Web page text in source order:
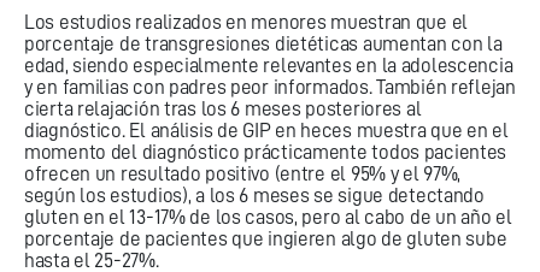
Los estudios realizados en menores muestran que el
porcentaje de transgresiones dietéticas aumentan con la
edad, siendo especialmente relevantes en la adolescencia
y en familias con padres peor informados. También reflejan
cierta relajación tras los 6 meses posteriores al
diagnóstico. El análisis de GIP en heces muestra que en el
momento del diagnóstico prácticamente todos pacientes
ofrecen un resultado positivo (entre el 95% y el 97%,
según los estudios), a los 6 meses se sigue detectando
gluten en el 13-17% de los casos, pero al cabo de un año el
porcentaje de pacientes que ingieren algo de gluten sube
hasta el 25-27%.